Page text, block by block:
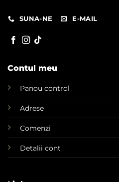
SUNA-NE E-MAIL
Contul meu
Panou control
Adrese
Comenzi
Detalii cont